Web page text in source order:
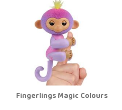
Fingerlings Magic Colours